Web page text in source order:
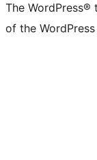
The
of the